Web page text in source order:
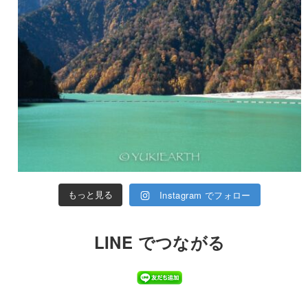
もっと見る Instagram でフォロー
LINE でつながる